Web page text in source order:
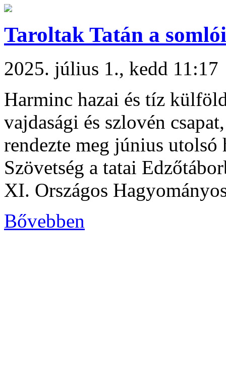
Taroltak Tatán a
2025. július 1., kedd 11:17
Harminc hazai és tíz
vajdasági és szlovén
rendezte meg június
Szövetség a tatai
XI. Országos
Bővebben